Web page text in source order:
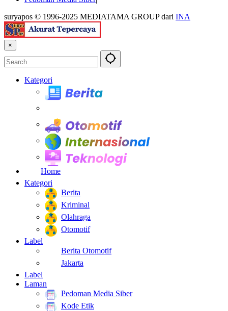
suryapos © 1996-2025 MEDIATAMA GROUP dari INA
×
Kategori
Home
Kategori
Berita
Kriminal
Olahraga
Otomotif
Label
Berita Otomotif
Jakarta
Label
Laman
Pedoman Media Siber
Kode Etik